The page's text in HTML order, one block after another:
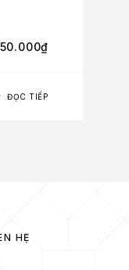
ĐỌC TIẾP
₫
HỆ